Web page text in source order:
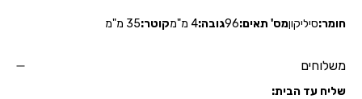
חומר:סיליקוןמס' תאים:96גובה:4 מ"מ קוטר:35 מ"מ
משלוחים
שליח עד הבית: